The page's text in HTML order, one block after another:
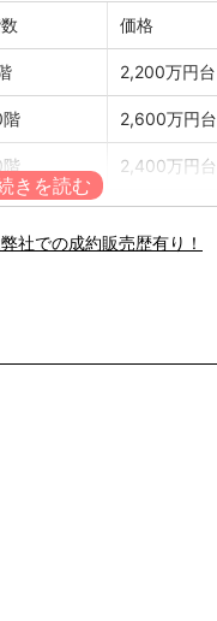
価格
2,200万円台
階 2,600万円台
階 2,400万円台
2,700万円台
社での成約販売歴有り！